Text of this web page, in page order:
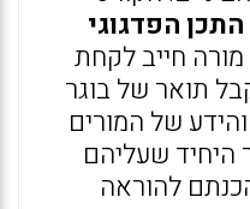
הפדגוגי
מורה חייב לקחת
תואר של בוגר
של המורים
היחיד שעליהם
להוראה